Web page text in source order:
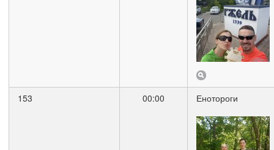
153 00:00 Енотороги